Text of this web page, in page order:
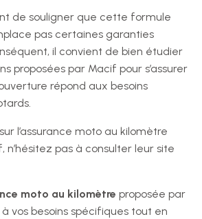
de souligner que cette formule
pas certaines garanties
il convient de bien étudier
proposées par Macif pour s’assurer
répond aux besoins
l’assurance moto au kilomètre
n’hésitez pas à consulter leur site
moto au kilomètre proposée par
vos besoins spécifiques tout en